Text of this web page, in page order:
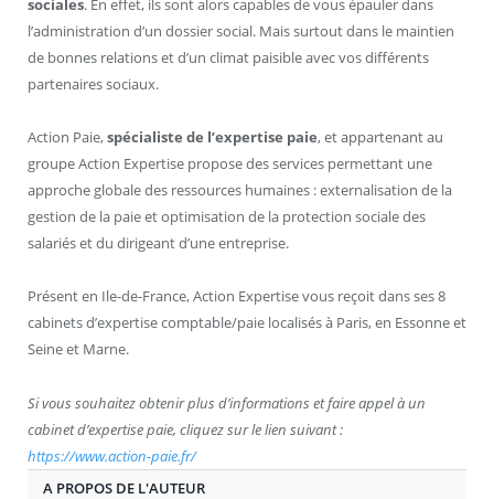
sociales. En effet, ils sont alors capables de vous épauler dans
l’administration d’un dossier social. Mais surtout dans le maintien
de bonnes relations et d’un climat paisible avec vos différents
partenaires sociaux.
Action Paie,spécialiste de l’expertise paie, et appartenant au
groupe Action Expertise propose des services permettant une
approche globale des ressources humaines : externalisation de la
gestion de la paie et optimisation de la protection sociale des
salariés et du dirigeant d’une entreprise.
Présent en Ile-de-France, Action Expertise vous reçoit dans ses 8
cabinets d’expertise comptable/paie localisés à Paris, en Essonne et
Seine et Marne.
Si vous souhaitez obtenir plus d’informations et faire appel à un
cabinet d’expertise paie, cliquez sur le lien suivant :
https://www.action-paie.fr/
A PROPOS DE L'AUTEUR